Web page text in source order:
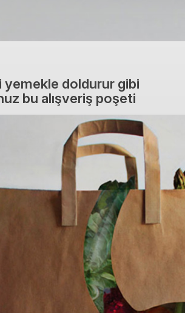
yemekle doldurur gibi
bu alışveriş poşeti